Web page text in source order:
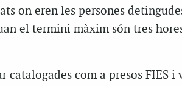
on eren les persones
el termini màxim són tres
catalogades com a presos FIES i